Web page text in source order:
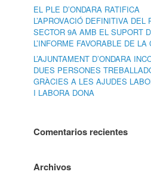
EL PLE D’ONDARA RATIFICA
L’APROVACIÓ DEFINITIVA DEL
SECTOR 9A AMB EL SUPORT
L’INFORME FAVORABLE DE LA
L’AJUNTAMENT D’ONDARA
DUES PERSONES
GRÀCIES A LES AJUDES
I LABORA DONA
Comentarios recientes
Archivos